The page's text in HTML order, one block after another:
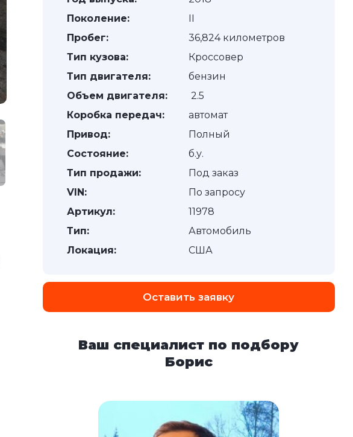
Поколение:
II
Пробег:
36,824 километров
Тип кузова:
Кроссовер
Тип двигателя:
бензин
Объем двигателя:
2.5
Коробка передач:
автомат
Привод:
Полный
Состояние:
б.у.
Тип продажи:
Под заказ
VIN:
По запросу
Артикул:
11978
Тип:
Автомобиль
Локация:
США
Оставить заявку
Ваш специалист по подбору
Борис